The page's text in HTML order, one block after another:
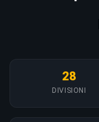
28
DIVISIONI